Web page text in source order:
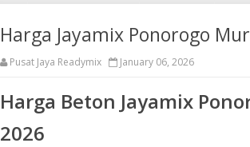
Harga Jayamix Ponorogo
Pusat Jaya Readymix January 06, 2026
Harga Beton Jayamix
2026